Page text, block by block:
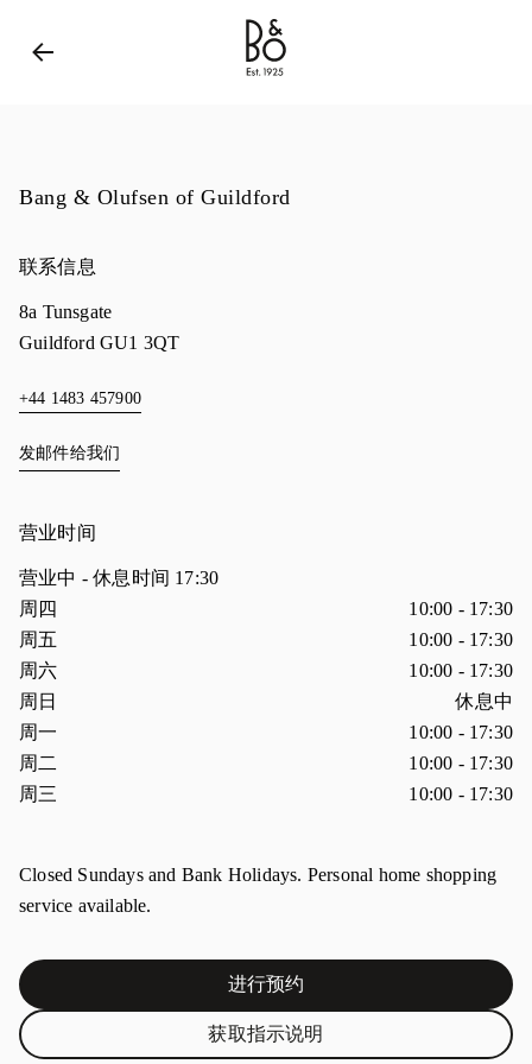
Bang & Olufsen - Exist to Create
Bang & Olufsen of Guildford
联系信息
8a Tunsgate
Guildford GU1 3QT
+44 1483 457900
发邮件给我们
营业时间
营业中 - 休息时间 17:30
星期
周四 10:00 - 17:30
周五
10:00 - 17:30
周六
10:00 - 17:30
周日
休息中
周一
10:00 - 17:30
周二
10:00 - 17:30
周三
10:00 - 17:30
Closed Sundays and Bank Holidays. Personal home shopping
service available.
进行预约Link Opens in New Tab
获取指示说明Link Opens in New Tab